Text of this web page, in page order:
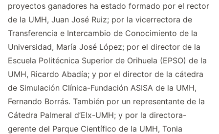
proyectos ganadores ha estado formado por el rector
de la UMH, Juan José Ruiz; por la vicerrectora de
Transferencia e Intercambio de Conocimiento de la
Universidad, María José López; por el director de la
Escuela Politécnica Superior de Orihuela (EPSO) de la
UMH, Ricardo Abadía; y por el director de la cátedra
de Simulación Clínica-Fundación ASISA de la UMH,
Fernando Borrás. También por un representante de la
Cátedra Palmeral d’Elx-UMH; y por la directora-
gerente del Parque Científico de la UMH, Tonia